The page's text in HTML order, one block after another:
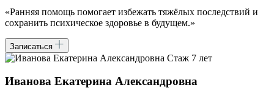
«Ранняя помощь помогает избежать тяжёлых последствий и
сохранить психическое здоровье в будущем.»
Записаться
Стаж 7 лет
Иванова Екатерина Александровна